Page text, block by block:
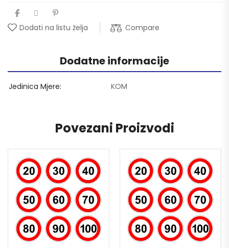
Dodati na listu želja Compare
Dodatne informacije
Jedinica Mjere KOM
Povezani Proizvodi